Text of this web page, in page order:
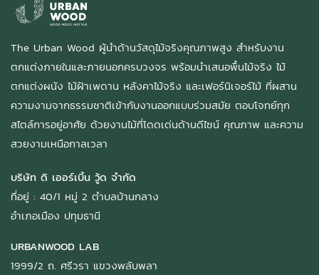
The Urban Wood ผู้นำด้านวัสดุไม้จริงคุณภาพสูง สำหรับงาน
ตกแต่งภายในและภายนอกครบวงจร พร้อมนำเสนอพื้นไม้จริง ไม้
ตกแต่งผนัง ไม้ฝ้าเพดาน หลังคาไม้จริง และเฟอร์นิเจอร์ไม้ ที่ผสาน
ความงามจากธรรมชาติเข้ากับงานออกแบบร่วมสมัย ตอบโจทย์ทุก
สไตล์การอยู่อาศัย ด้วยงานไม้ที่โดดเด่นด้านดีไซน์ คุณภาพ และความ
สวยงามเหนือกาลเวลา
บริษัท ดิ เออร์เบิ้น วู้ด จำกัด
ที่อยู่ : 40/1 หมู่ 2 ตำบลบ้านกลาง
อำเภอเมือง ปทุมธานี
URBANWOOD LAB
1999/2 ถ. ศรีวรา แขวงพลับพลา